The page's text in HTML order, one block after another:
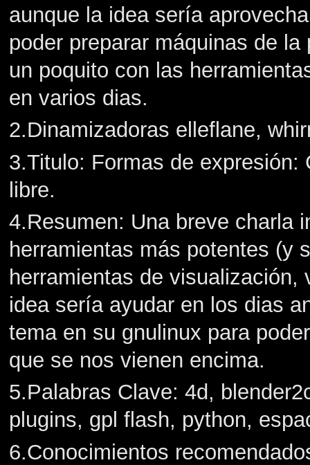
aunque la idea sería
poder preparar máquinas de
un poquito con las
en varios dias.
2.Dinamizadoras elleflane,
3.Titulo: Formas de
libre.
4.Resumen: Una breve charla
herramientas más potentes (y
herramientas de
idea sería ayudar en los dias
tema en su gnulinux para
que se nos vienen encima.
5.Palabras Clave: 4d,
plugins, gpl flash, python,
6.Conocimientos